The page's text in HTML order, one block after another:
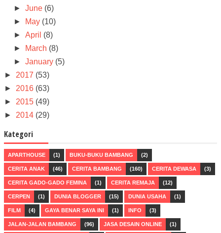
►June (6)
►
May (10)
►April (8)
►
March (8)
►January (5)
► 2017 (53)
► 2016 (63)
► 2015 (49)
► 2014 (29)
Kategori
APARTHOUSE (1) BUKU-BUKU BAMBANG (2)
CERITA ANAK (46) CERITA BAMBANG (160) CERITA DEWASA (3)
CERITA GADO-GADO FEMINA (1) CERITA REMAJA (12)
CERPEN (1) DUNIA BLOGGER (15) DUNIA USAHA (1)
FILM (4) GAYA BENAR SAYA INI (1) INFO (3)
JALAN-JALAN BAMBANG (96) JASA DESAIN ONLINE (1)